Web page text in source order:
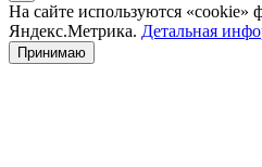
На сайте используются «cookie»
Яндекс.Метрика. Детальная
Принимаю